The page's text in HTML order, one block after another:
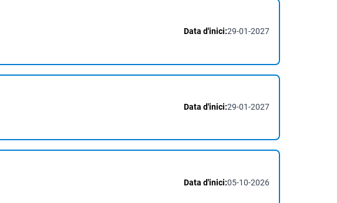
Data d'inici:29-01-2027
Data d'inici:29-01-2027
Data d'inici:05-10-2026